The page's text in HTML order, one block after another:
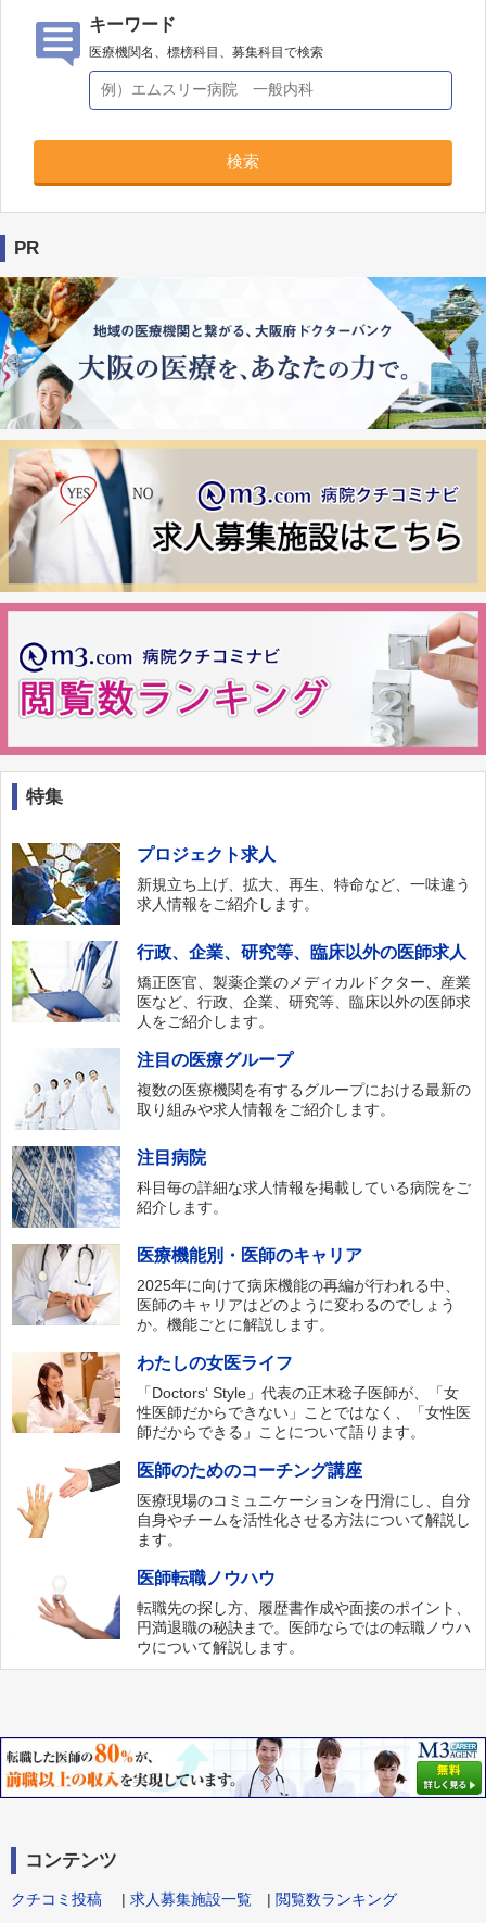
キーワード
医療機関名、標榜科目、募集科目で検索
検索
PR
特集
プロジェクト求人
新規立ち上げ、拡大、再生、特命など、一味違う
求人情報をご紹介します。
行政、企業、研究等、臨床以外の医師求人
矯正医官、製薬企業のメディカルドクター、産業
医など、行政、企業、研究等、臨床以外の医師求
人をご紹介します。
注目の医療グループ
複数の医療機関を有するグループにおける最新の
取り組みや求人情報をご紹介します。
注目病院
科目毎の詳細な求人情報を掲載している病院をご
紹介します。
医療機能別・医師のキャリア
2025年に向けて病床機能の再編が行われる中、
医師のキャリアはどのように変わるのでしょう
か。機能ごとに解説します。
わたしの女医ライフ
「Doctors‘ Style」代表の正木稔子医師が、「女
性医師だからできない」ことではなく、「女性医
師だからできる」ことについて語ります。
医師のためのコーチング講座
医療現場のコミュニケーションを円滑にし、自分
自身やチームを活性化させる方法について解説し
ます。
医師転職ノウハウ
転職先の探し方、履歴書作成や面接のポイント、
円満退職の秘訣まで。医師ならではの転職ノウハ
ウについて解説します。
コンテンツ
クチコミ投稿 | 求人募集施設一覧 | 閲覧数ランキング